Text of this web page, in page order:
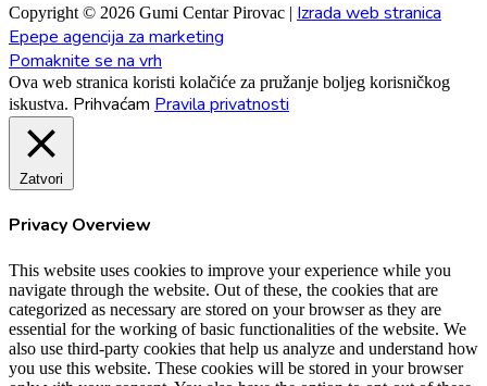
Copyright © 2026 Gumi Centar Pirovac | Izrada web stranica
Epepe agencija za marketing
Pomaknite se na vrh
Ova web stranica koristi kolačiće za pružanje boljeg korisničkog
iskustva. Prihvaćam Pravila privatnosti
Zatvori
Privacy Overview
This website uses cookies to improve your experience while you
navigate through the website. Out of these, the cookies that are
categorized as necessary are stored on your browser as they are
essential for the working of basic functionalities of the website. We
also use third-party cookies that help us analyze and understand how
you use this website. These cookies will be stored in your browser